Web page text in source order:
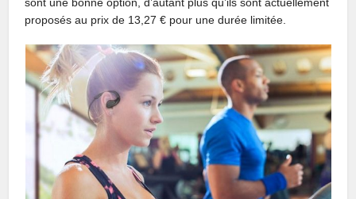
proposés au prix de 13,27 € pour une durée limitée.